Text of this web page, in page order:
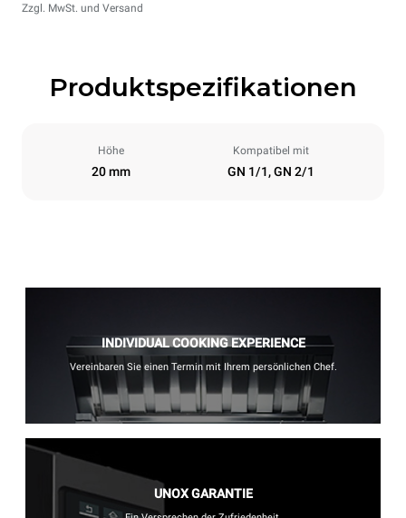
Zzgl. MwSt. und Versand
Produktspezifikationen
Höhe
20 mm
Kompatibel mit
GN 1/1, GN 2/1
INDIVIDUAL COOKING EXPERIENCE
Vereinbaren Sie einen Termin mit Ihrem persönlichen Chef.
UNOX GARANTIE